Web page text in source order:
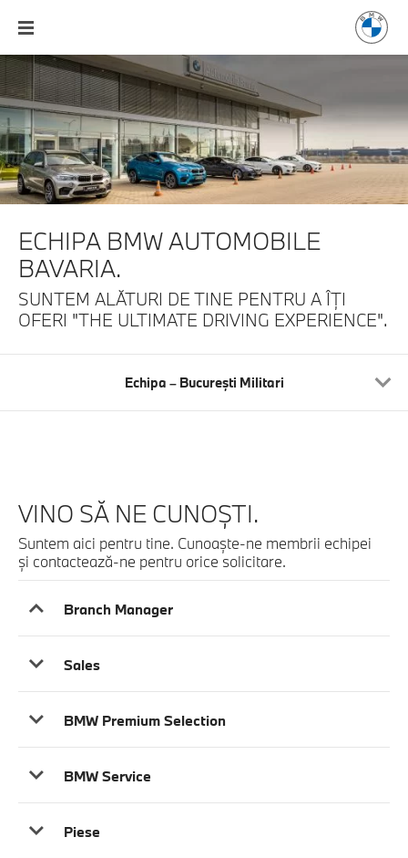
ECHIPA BMW AUTOMOBILE
BAVARIA.
SUNTEM ALĂTURI DE TINE PENTRU AÎŢI
OFERI "THE ULTIMATE DRIVING EXPERIENCE".
Echipa – Bucureşti Militari
VINO SĂ NE CUNOȘTI.
Suntem aici pentru tine. Cunoaşte-ne membrii echipei
şi contactează-ne pentru orice solicitare.
Branch Manager
Sales
BMW Premium Selection
BMW Service
Piese